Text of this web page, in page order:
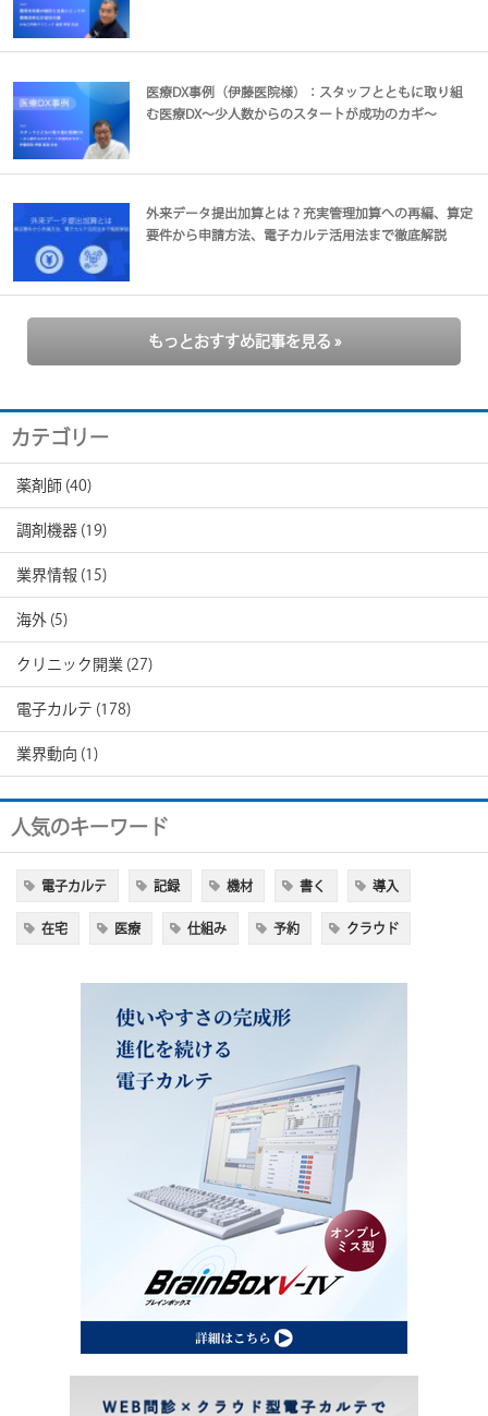
医療DX事例（伊藤医院様）：スタッフとともに取り組
む医療DX～少人数からのスタートが成功のカギ～
外来データ提出加算とは？充実管理加算への再編、算定
要件から申請方法、電子カルテ活用法まで徹底解説
もっとおすすめ記事を見る »
カテゴリー
薬剤師 (40)
調剤機器 (19)
業界情報 (15)
海外 (5)
クリニック開業 (27)
電子カルテ (178)
業界動向 (1)
人気のキーワード
電子カルテ 記録 機材 書く 導入
在宅 医療 仕組み 予約 クラウド